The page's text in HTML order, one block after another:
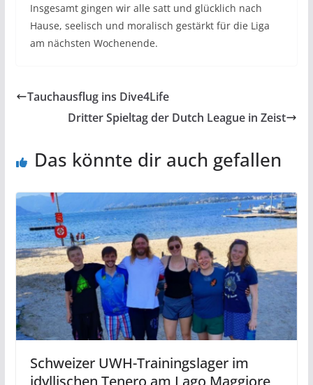
Insgesamt gingen wir alle satt und glücklich nach
Hause, seelisch und moralisch gestärkt für die Liga
am nächsten Wochenende.
Tauchausflug ins Dive4Life
Dritter Spieltag der Dutch League in Zeist
Das könnte dir auch gefallen
Schweizer UWH-Trainingslager im